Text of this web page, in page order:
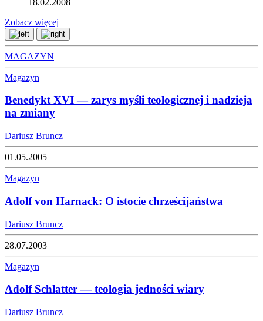
Zobacz więcej
MAGAZYN
Magazyn
Benedykt XVI — zarys myśli teologicznej i nadzieja
na zmiany
Dariusz Bruncz
01.05.2005
Magazyn
Adolf von Harnack: O istocie chrześcijaństwa
Dariusz Bruncz
28.07.2003
Magazyn
Adolf Schlatter — teologia jedności wiary
Dariusz Bruncz